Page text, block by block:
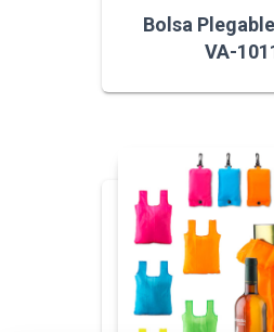
Bolsa
VA-